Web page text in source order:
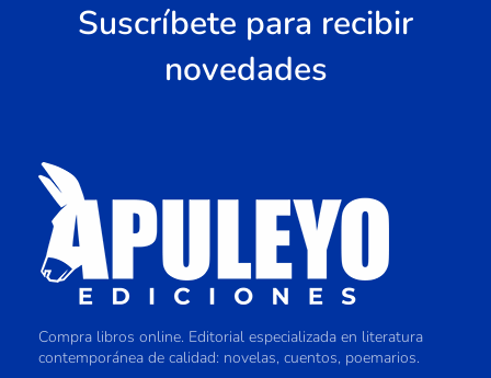
Suscríbete para recibir
novedades
Compra libros online. Editorial especializada en literatura
contemporánea de calidad: novelas, cuentos, poemarios.